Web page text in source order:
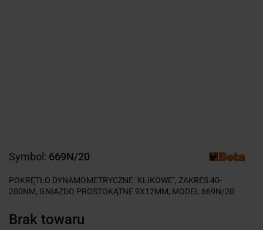
Symbol: 669N/20
POKRĘTŁO DYNAMOMETRYCZNE "KLIKOWE", ZAKRES 40-
200NM, GNIAZDO PROSTOKĄTNE 9X12MM, MODEL 669N/20
Brak towaru